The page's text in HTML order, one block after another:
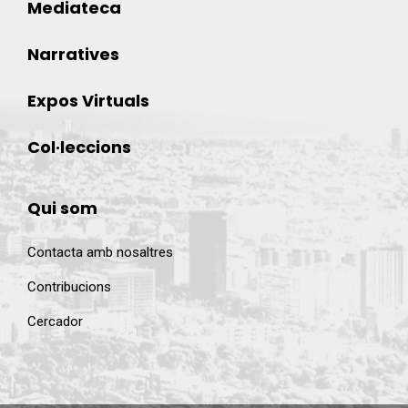
Mediateca
Narratives
Expos Virtuals
Col·leccions
Qui som
Contacta amb nosaltres
Contribucions
Cercador